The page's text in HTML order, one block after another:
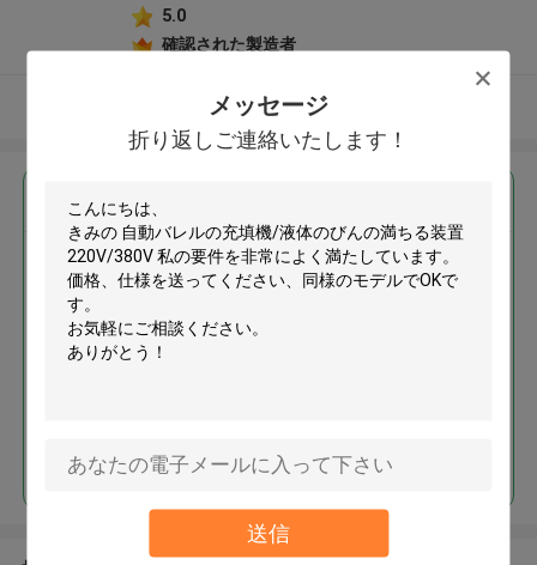
メッセージ
折り返しご連絡いたします！
送信
5.0
確認された製造者
多くを見て下さい
自動バレルの充填機/液体のびん
の満ちる装置 220V/380V
続行